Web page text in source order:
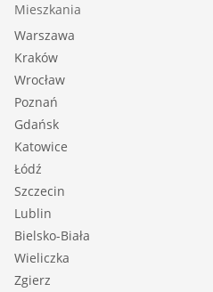
Mieszkania
Warszawa
Kraków
Wrocław
Poznań
Gdańsk
Katowice
Łódź
Szczecin
Lublin
Bielsko-Biała
Wieliczka
Zgierz